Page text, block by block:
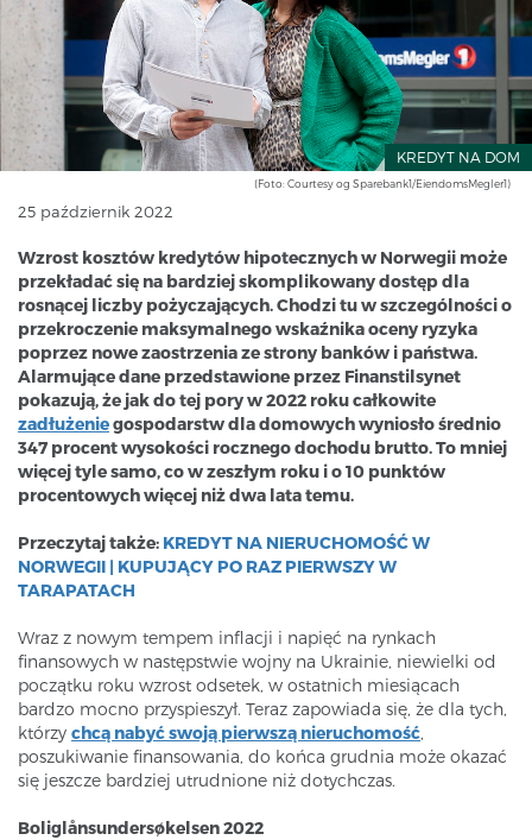
KREDYT NA DOM
(Foto: Courtesy og Sparebank1/EiendomsMegler1)
25 październik 2022
Wzrost kosztów kredytów hipotecznych w Norwegii może
przekładać się na bardziej skomplikowany dostęp dla
rosnącej liczby pożyczających. Chodzi tu w szczególności o
przekroczenie maksymalnego wskaźnika oceny ryzyka
poprzez nowe zaostrzenia ze strony banków i państwa.
Alarmujące dane przedstawione przez Finanstilsynet
pokazują, że jak do tej pory w 2022 roku całkowite
zadłużeniegospodarstw dla domowych wyniosło średnio
347 procent wysokości rocznego dochodu brutto. To mniej
więcej tyle samo, co w zeszłym roku i o 10 punktów
procentowych więcej niż dwa lata temu.
Przeczytaj także: KREDYT NA NIERUCHOMOŚĆ W
NORWEGII | KUPUJĄCY PO RAZ PIERWSZY W
TARAPATACH
Wraz z nowym tempem inflacji i napięć na rynkach
finansowych w następstwie wojny na Ukrainie, niewielki od
początku roku wzrost odsetek, w ostatnich miesiącach
bardzo mocno przyspieszył. Teraz zapowiada się, że dla tych,
którzy chcą nabyć swoją pierwszą nieruchomość,
poszukiwanie finansowania, do końca grudnia może okazać
się jeszcze bardziej utrudnione niż dotychczas.
Boliglånsundersøkelsen 2022